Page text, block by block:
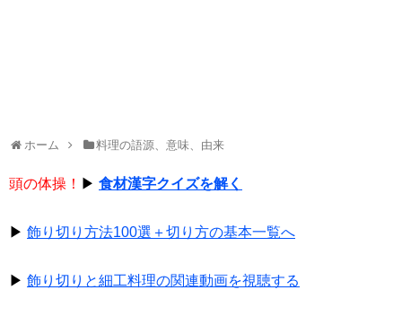
ホーム 料理の語源、意味、由来
頭の体操！ ▶ 食材漢字クイズを解く
▶ 飾り切り方法100選＋切り方の基本一覧へ
▶ 飾り切りと細工料理の関連動画を視聴する